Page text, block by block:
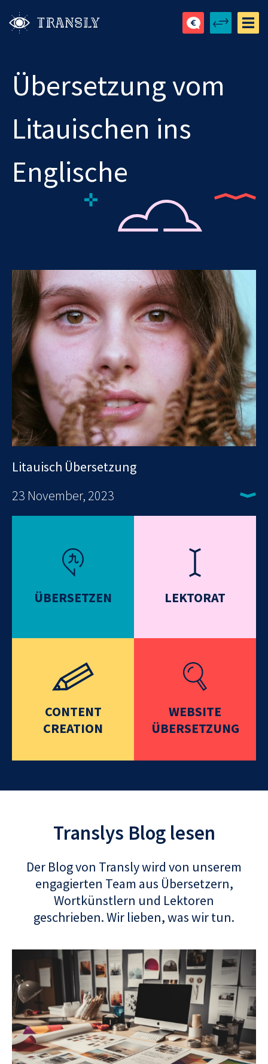
Übersetzung vom
Litauischen ins
Englische
Litauisch Übersetzung
23 November, 2023
ÜBERSETZEN LEKTORAT
CONTENT
CREATION
WEBSITE
ÜBERSETZUNG
Translys Blog lesen
Der Blog von Transly wird von unserem
engagierten Team aus Übersetzern,
Wortkünstlern und Lektoren
geschrieben. Wir lieben, was wir tun.